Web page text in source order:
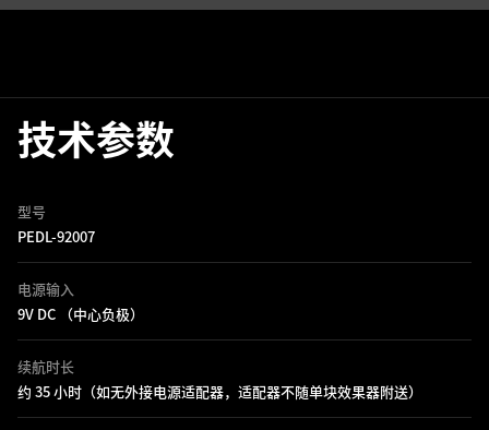
技术参数
型号
PEDL-92007
电源输入
9V DC （中心负极）
续航时长
约 35 小时（如无外接电源适配器，适配器不随单块效果器附送）